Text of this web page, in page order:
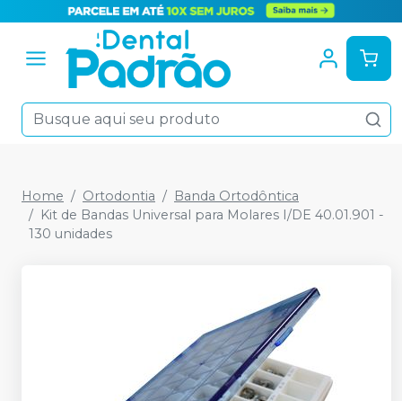
Home Ortodontia
Banda Ortodôntica
Kit de Bandas Universal para Molares I/DE 40.01.901 -
130 unidades